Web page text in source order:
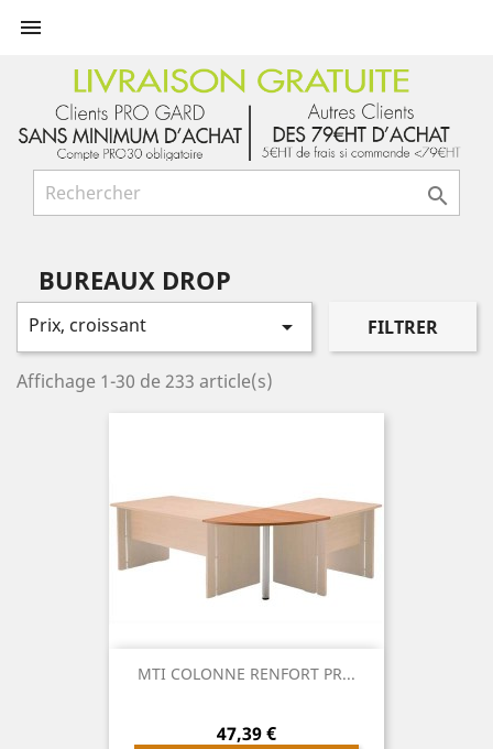


BUREAUX DROP
Prix, croissant  FILTRER
Affichage 1-30 de 233 article(s)
MTI COLONNE RENFORT PR...
Prix
47,39 €